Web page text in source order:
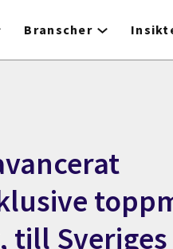
Branscher
till Sveriges